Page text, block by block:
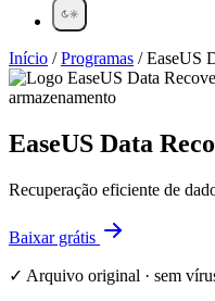
Início /Programas /EaseUS
armazenamento
EaseUS Data
Recuperação eficiente de
Baixar grátis
✓ Arquivo original · sem